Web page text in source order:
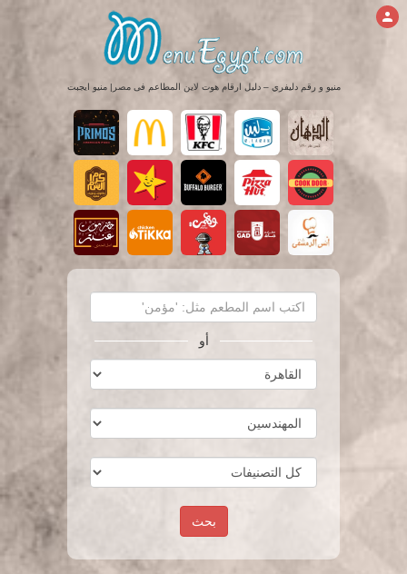
منيو و رقم دليفري – دليل ارقام هوت لاين المطاعم فى مصر| منيو ايجبت
أو
بحث